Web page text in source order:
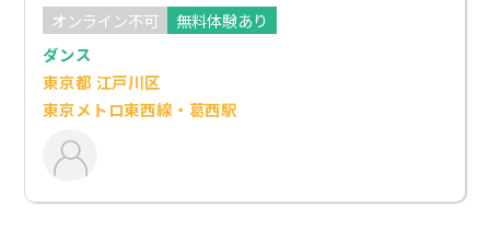
オンライン不可
無料体験あり
ダンス
東京都 江戸川区
東京メトロ東西線・葛西駅